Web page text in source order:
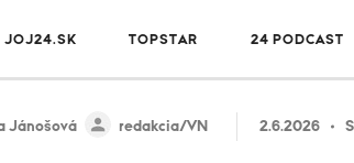
JOJ24.SK TOPSTAR 24 PODCAST
Jánošová redakcia/VN 2.6.2026